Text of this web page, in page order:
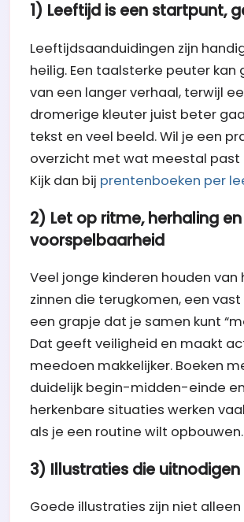
1) Leeftijd is een startpunt,
Leeftijdsaanduidingen zijn
heilig. Een taalsterke peuter kan
van een langer verhaal, terwijl
dromerige kleuter juist beter
tekst en veel beeld. Wil je een
overzicht met wat meestal past
Kijk dan bij prentenboeken per
2) Let op ritme, herhaling en
voorspelbaarheid
Veel jonge kinderen houden van
zinnen die terugkomen, een
een grapje dat je samen kunt
Dat geeft veiligheid en maakt
meedoen makkelijker. Boeken
duidelijk begin-midden-einde en
herkenbare situaties werken
als je een routine wilt opbouwen.
3) Illustraties die
Goede illustraties zijn niet